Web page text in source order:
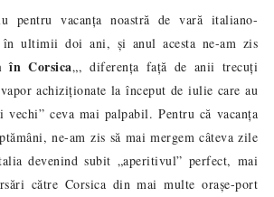
pentru vacanța noastră de vară italiano-
ultimii doi ani, și anul acesta ne-am zis
în Corsica„, diferența față de anii trecuți
achiziționate la început de iulie care au
vechi” ceva mai palpabil. Pentru că vacanța
ne-am zis să mai mergem câteva zile
devenind subit „aperitivul” perfect, mai
către Corsica din mai multe orașe-port